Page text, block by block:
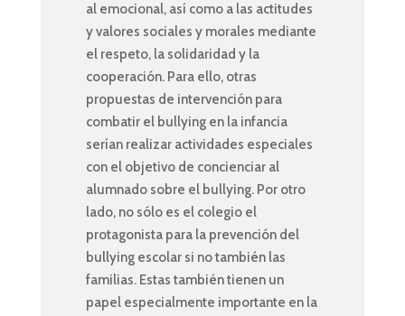
al emocional, así como a las actitudes
y valores sociales y morales mediante
el respeto, la solidaridad y la
cooperación. Para ello, otras
propuestas de intervención para
combatir el bullying en la infancia
serían realizar actividades especiales
con el objetivo de concienciar al
alumnado sobre el bullying. Por otro
lado, no sólo es el colegio el
protagonista para la prevención del
bullying escolar si no también las
familias. Estas también tienen un
papel especialmente importante en la